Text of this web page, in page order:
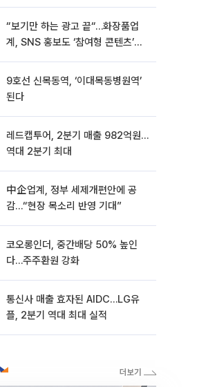
“보기만 하는 광고 끝“…화장품업
계, SNS 홍보도 ‘참여형 콘텐츠’로
9호선 신목동역, ‘이대목동병원역’
된다
레드캡투어, 2분기 매출 982억원…
역대 2분기 최대
中企업계, 정부 세제개편안에 공
감…“현장 목소리 반영 기대”
코오롱인더, 중간배당 50% 높인
다…주주환원 강화
통신사 매출 효자된 AIDC…LG유
플, 2분기 역대 최대 실적